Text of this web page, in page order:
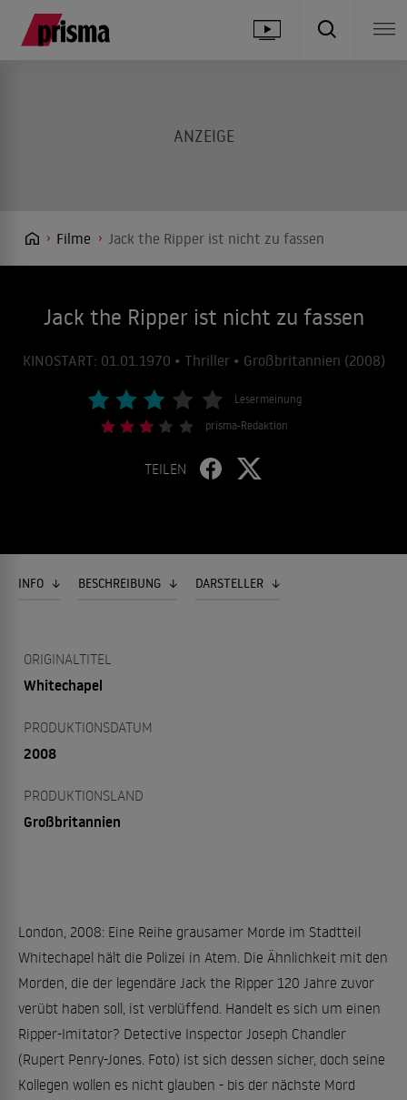
Filme Jack the Ripper ist nicht zu fassen
Jack the Ripper ist nicht zu fassen
KINOSTART: 01.01.1970 • Thriller • Großbritannien (2008)
Lesermeinung
prisma-Redaktion
TEILEN
INFO BESCHREIBUNG DARSTELLER
ORIGINALTITEL
Whitechapel
PRODUKTIONSDATUM
2008
PRODUKTIONSLAND
Großbritannien
London, 2008: Eine Reihe grausamer Morde im Stadtteil
Whitechapel hält die Polizei in Atem. Die Ähnlichkeit mit den
Morden, die der legendäre Jack the Ripper 120 Jahre zuvor
verübt haben soll, ist verblüffend. Handelt es sich um einen
Ripper-Imitator? Detective Inspector Joseph Chandler
(Rupert Penry-Jones. Foto) ist sich dessen sicher, doch seine
Kollegen wollen es nicht glauben - bis der nächste Mord